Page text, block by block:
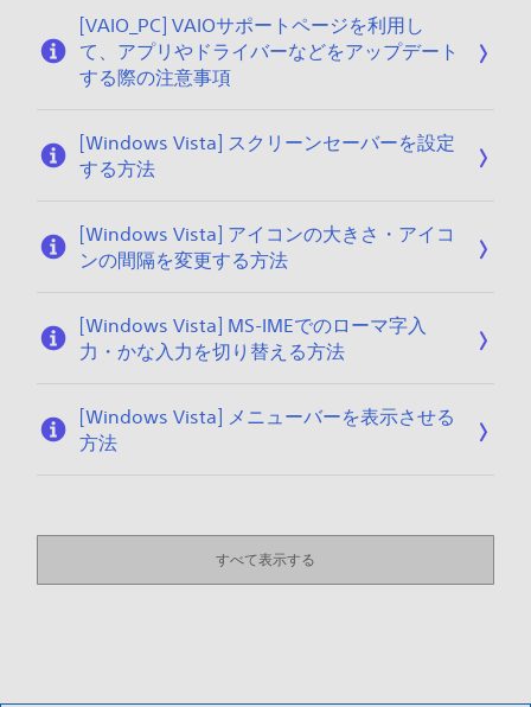
[VAIO_PC] VAIOサポートページを利用し
て、アプリやドライバーなどをアップデート
する際の注意事項
[Windows Vista] スクリーンセーバーを設定
する方法
[Windows Vista] アイコンの大きさ・アイコ
ンの間隔を変更する方法
[Windows Vista] MS-IMEでのローマ字入
力・かな入力を切り替える方法
[Windows Vista] メニューバーを表示させる
方法
すべて表示する